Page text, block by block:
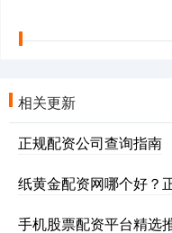
相关更新
正规配资公司查询指南
纸黄金配资网哪个好？
手机股票配资平台精选